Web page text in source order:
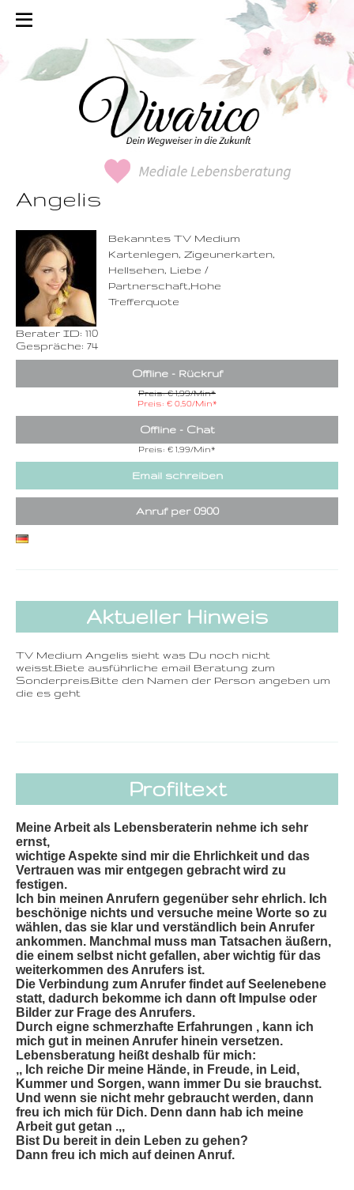
Angelis
Bekanntes TV Medium
Kartenlegen, Zigeunerkarten,
Hellsehen, Liebe /
Partnerschaft,Hohe
Trefferquote
Berater ID: 110
Gespräche: 74
Offline - Rückruf
Preis: € 1,99/Min*
Preis: € 0,50/Min*
Offline - Chat
Preis: € 1,99/Min*
Email schreiben
Anruf per 0900
0900-3 000 468 - 110
1,49 €/Min. inkl. MwSt.
Wählen Sie diese
dem Beratercode
Zurück
Aktueller Hinweis
TV Medium Angelis sieht was Du noch nicht
weisst.Biete ausführliche email Beratung zum
Sonderpreis.Bitte den Namen der Person angeben um
die es geht
Profiltext
Meine Arbeit als Lebensberaterin nehme ich sehr
ernst,
wichtige Aspekte sind mir die Ehrlichkeit und das
Vertrauen was mir entgegen gebracht wird zu
festigen.
Ich bin meinen Anrufern gegenüber sehr ehrlich. Ich
beschönige nichts und versuche meine Worte so zu
wählen, das sie klar und verständlich bein Anrufer
ankommen. Manchmal muss man Tatsachen äußern,
die einem selbst nicht gefallen, aber wichtig für das
weiterkommen des Anrufers ist.
Die Verbindung zum Anrufer findet auf Seelenebene
statt, dadurch bekomme ich dann oft Impulse oder
Bilder zur Frage des Anrufers.
Durch eigne schmerzhafte Erfahrungen , kann ich
mich gut in meinen Anrufer hinein versetzen.
Lebensberatung heißt deshalb für mich:
,, Ich reiche Dir meine Hände, in Freude, in Leid,
Kummer und Sorgen, wann immer Du sie brauchst.
Und wenn sie nicht mehr gebraucht werden, dann
freu ich mich für Dich. Denn dann hab ich meine
Arbeit gut getan .,,
Bist Du bereit in dein Leben zu gehen?
Dann freu ich mich auf deinen Anruf.